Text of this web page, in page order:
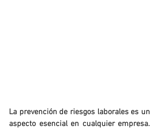
La prevención de riesgos laborales es un
aspecto esencial en cualquier empresa.